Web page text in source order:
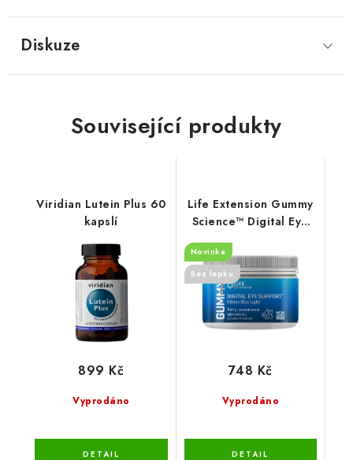
Diskuze
Související produkty
Viridian Lutein Plus 60
kapslí
Vyprodáno
899 Kč
Life Extension Gummy
Science™ Digital Eye
Support (Berry), 60
gummies
Novinka
Bez lepku
Vyprodáno
748 Kč